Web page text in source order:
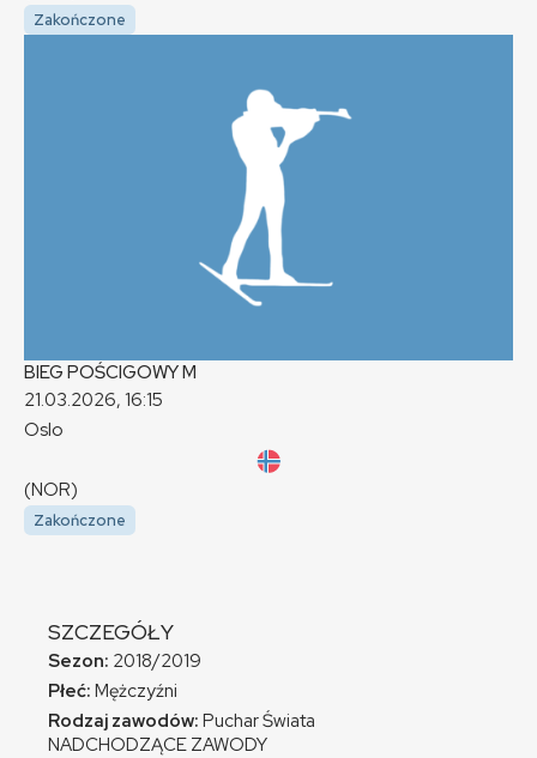
Zakończone
BIEG POŚCIGOWYM
21.03.2026, 16:15
Oslo
(NOR)
Zakończone
SZCZEGÓŁY
Sezon: 2018/2019
Płeć: Mężczyźni
Rodzaj zawodów: Puchar Świata
NADCHODZĄCE ZAWODY